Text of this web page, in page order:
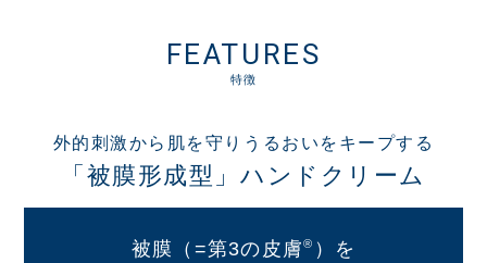
FEATURES
特徴
外的刺激から肌を守りうるおいをキープする
「被膜形成型」ハンドクリーム
被膜（=第3の皮膚® ）を